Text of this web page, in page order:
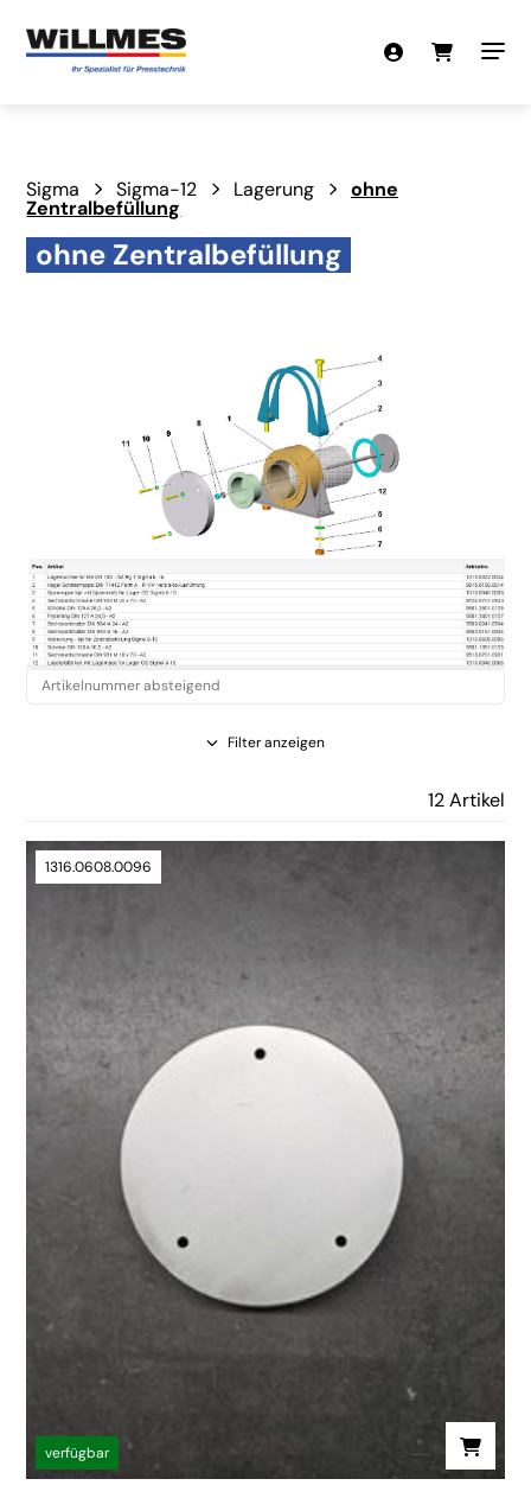
Sigma Sigma-12 Lagerung ohne
Zentralbefüllung
ohne Zentralbefüllung
Filter anzeigen
12 Artikel
1316.0608.0096
verfügbar